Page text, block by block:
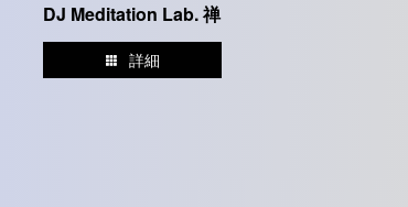
DJ Meditation Lab. 禅
詳細